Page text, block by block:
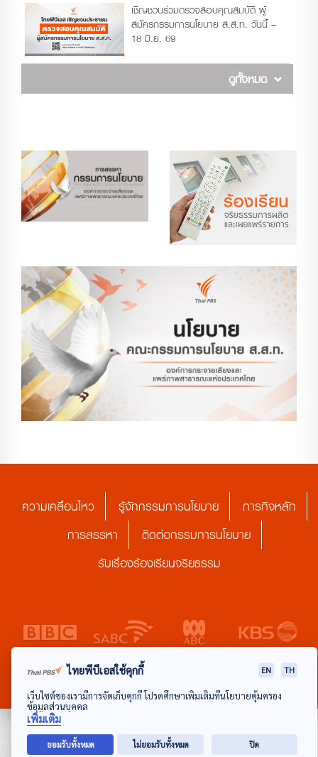
เชิญชวนร่วมตรวจสอบคุณสมบัติ ผู้
สมัครกรรมการนโยบาย ส.ส.ท. วันนี้ –
18 มิ.ย. 69
ดูทั้งหมด
ความเคลื่อนไหว รู้จักกรรมการนโยบาย
ภารกิจหลัก
การสรรหา
ติดต่อกรรมการนโยบาย
รับเรื่องร้องเรียนจริยธรรม
ไทยพีบีเอสใช้คุกกี้ EN TH
เว็บไซต์ของเรามีการจัดเก็บคุกกี้ โปรดศึกษาเพิ่มเติมที่นโยบายคุ้มครอง
ข้อมูลส่วนบุคคล
เพิ่มเติม
ยอมรับทั้งหมด ไม่ยอมรับทั้งหมด ปิด